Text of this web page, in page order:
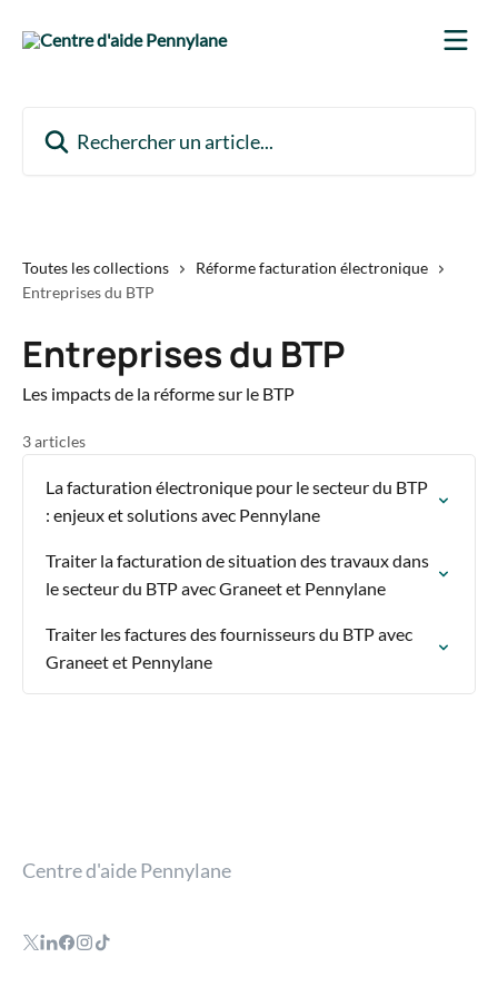
Toutes les collections
Réforme facturation électronique
Entreprises du BTP
Entreprises du BTP
Les impacts de la réforme sur le BTP
3 articles
La facturation électronique pour le secteur du BTP
: enjeux et solutions avec Pennylane
Traiter la facturation de situation des travaux dans
le secteur du BTP avec Graneet et Pennylane
Traiter les factures des fournisseurs du BTP avec
Graneet et Pennylane
Centre d'aide Pennylane